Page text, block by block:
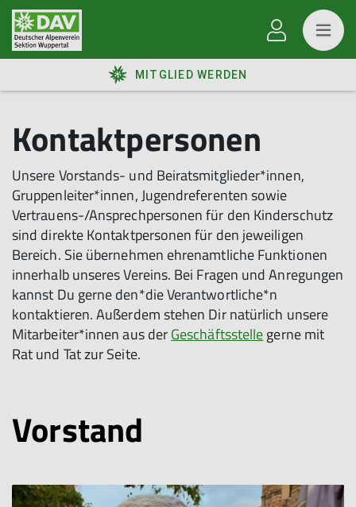
MITGLIED WERDEN
Kontaktpersonen
Unsere Vorstands- und Beiratsmitglieder*innen,
Gruppenleiter*innen, Jugendreferenten sowie
Vertrauens-/Ansprechpersonen für den Kinderschutz
sind direkte Kontaktpersonen für den jeweiligen
Bereich. Sie übernehmen ehrenamtliche Funktionen
innerhalb unseres Vereins. Bei Fragen und Anregungen
kannst Du gerne den*die Verantwortliche*n
kontaktieren. Außerdem stehen Dir natürlich unsere
Mitarbeiter*innen aus derGeschäftsstellegerne mit
Rat und Tat zur Seite.
Vorstand